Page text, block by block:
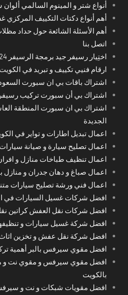
أنواع شتر و المينوم السالمي
أهم أنواع دكتات التكييف
أهم الأسئلة الشائعة حول حداد
اتصل بنا
اختِيار رسيفر جيد برمجة الرسيفر 24 ساعة في الكويت
ارقام فنيي تكييف و تبريد في
اشتراك باقات بي ان سبورت
اشتراك بي أن سبورت تركيب
الجديدة
اعمال تبديل اطارات و تواير في
اعمال تصليح سيارة و صيانة
اعمال تنظيف طباخات منازل و
اعمال صباغ و دهان جدران و منازل
اعمال فني ورشة تصليح سيارات
افضل شركات غسيل السيارات في
افضل شركات نقل العفش كراتين
افضل شركة غسيل سيارات و
افضل شركة نقل عفش و تخزين اثاث
افضل مقوي سيرفس بالبر أهمية
افضل مقوي سيرفس و مقوي نت و
بالكويت
افضل مقويات شبكات و نت و